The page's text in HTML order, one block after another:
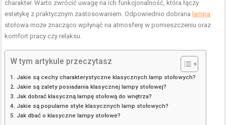
charakter. Warto zwrócić uwagę na ich funkcjonalność, która łączy
estetykę z praktycznym zastosowaniem. Odpowiednio dobrana lampa
stołowa może znacząco wpłynąć na atmosferę w pomieszczeniu oraz
komfort pracy czy relaksu.
W tym artykule przeczytasz
Jakie są cechy charakterystyczne klasycznych lamp stołowych?
Jakie są zalety posiadania klasycznej lampy stołowej?
Jak dobrać klasyczną lampę stołową do wnętrza?
Jakie są popularne style klasycznych lamp stołowych?
Jak dbać o klasyczne lampy stołowe?